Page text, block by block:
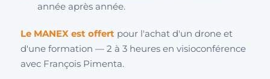
année après année.
Le MANEX est offert pour l'achat d'un drone et
d'une formation — 2 à 3 heures en visioconférence
avec François Pimenta.